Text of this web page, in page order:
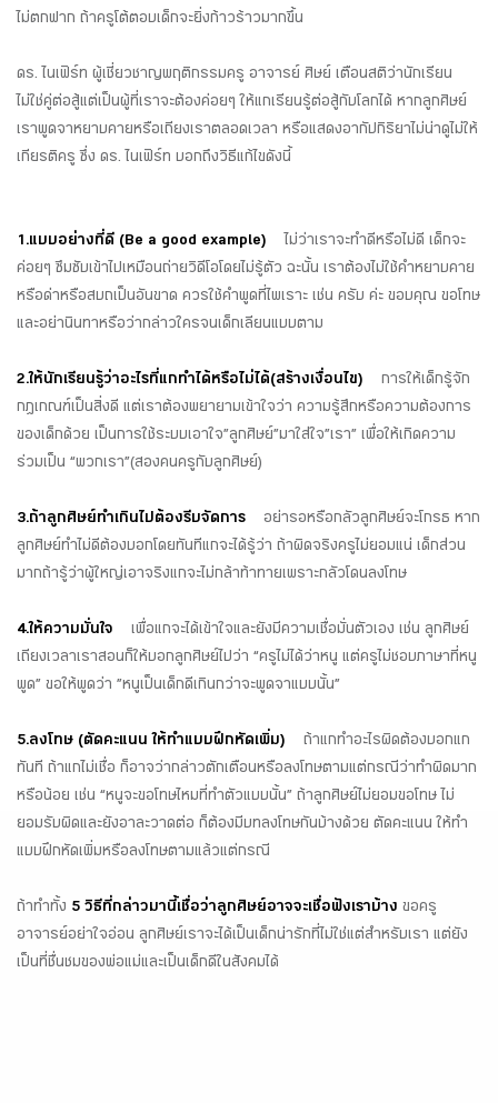
ไม่ตกฟาก ถ้าครูโต้ตอบเด็กจะยิ่งก้าวร้าวมากขึ้น
ดร. ไนเฟิร์ท ผู้เชี่ยวชาญพฤติกรรมครู อาจารย์ ศิษย์ เตือนสติว่านักเรียน
ไม่ใช่คู่ต่อสู้แต่เป็นผู้ที่เราจะต้องค่อยๆ ให้แกเรียนรู้ต่อสู้กับโลกได้ หากลูกศิษย์
เราพูดจาหยาบคายหรือเถียงเราตลอดเวลา หรือแสดงอากัปกิริยาไม่น่าดูไม่ให้
เกียรติครู ซึ่ง ดร. ไนเฟิร์ท บอกถึงวิธีแก้ไขดังนี้
1.แบบอย่างที่ดี (Be a good example) ไม่ว่าเราจะทำดีหรือไม่ดี เด็กจะ
ค่อยๆ ซึมซับเข้าไปเหมือนถ่ายวิดีโอโดยไม่รู้ตัว ฉะนั้น เราต้องไม่ใช้คำหยาบคาย
หรือด่าหรือสบถเป็นอันขาด ควรใช้คำพูดที่ไพเราะ เช่น ครับ ค่ะ ขอบคุณ ขอโทษ
และอย่านินทาหรือว่ากล่าวใครจนเด็กเลียนแบบตาม
2.ให้นักเรียนรู้ว่าอะไรที่แกทำได้หรือไม่ได้(สร้างเงื่อนไข) การให้เด็กรู้จัก
กฎเกณฑ์เป็นสิ่งดี แต่เราต้องพยายามเข้าใจว่า ความรู้สึกหรือความต้องการ
ของเด็กด้วย เป็นการใช้ระบบเอาใจ”ลูกศิษย์”มาใส่ใจ”เรา” เพื่อให้เกิดความ
ร่วมเป็น “พวกเรา”(สองคนครูกับลูกศิษย์)
3.ถ้าลูกศิษย์ทำเกินไปต้องรีบจัดการ อย่ารอหรือกลัวลูกศิษย์จะโกรธ หาก
ลูกศิษย์ทำไม่ดีต้องบอกโดยทันทีแกจะได้รู้ว่า ถ้าผิดจริงครูไม่ยอมแน่ เด็กส่วน
มากถ้ารู้ว่าผู้ใหญ่เอาจริงแกจะไม่กล้าท้าทายเพราะกลัวโดนลงโทษ
4.ให้ความมั่นใจ เพื่อแกจะได้เข้าใจและยังมีความเชื่อมั่นตัวเอง เช่น ลูกศิษย์
เถียงเวลาเราสอนก็ให้บอกลูกศิษย์ไปว่า “ครูไม่ได้ว่าหนู แต่ครูไม่ชอบภาษาที่หนู
พูด” ขอให้พูดว่า ”หนูเป็นเด็กดีเกินกว่าจะพูดจาแบบนั้น”
5.ลงโทษ (ตัดคะแนน ให้ทำแบบฝึกหัดเพิ่ม) ถ้าแกทำอะไรผิดต้องบอกแก
ทันที ถ้าแกไม่เชื่อ ก็อาจว่ากล่าวตักเตือนหรือลงโทษตามแต่กรณีว่าทำผิดมาก
หรือน้อย เช่น “หนูจะขอโทษไหมที่ทำตัวแบบนั้น” ถ้าลูกศิษย์ไม่ยอมขอโทษ ไม่
ยอมรับผิดและยังอาละวาดต่อ ก็ต้องมีบทลงโทษกันบ้างด้วย ตัดคะแนน ให้ทำ
แบบฝึกหัดเพิ่มหรือลงโทษตามแล้วแต่กรณี
ถ้าทำทั้ง 5 วิธีที่กล่าวมานี้เชื่อว่าลูกศิษย์อาจจะเชื่อฟังเราบ้าง ขอครู
อาจารย์อย่าใจอ่อน ลูกศิษย์เราจะได้เป็นเด็กน่ารักที่ไม่ใช่แต่สำหรับเรา แต่ยัง
เป็นที่ชื่นชมของพ่อแม่และเป็นเด็กดีในสังคมได้